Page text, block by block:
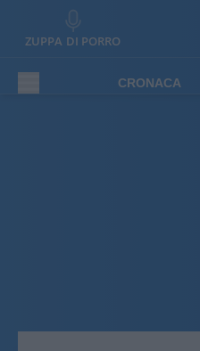
ZUPPA DI PORRO
CRONACA